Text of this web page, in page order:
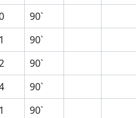
90`
90`
90`
90`
90`